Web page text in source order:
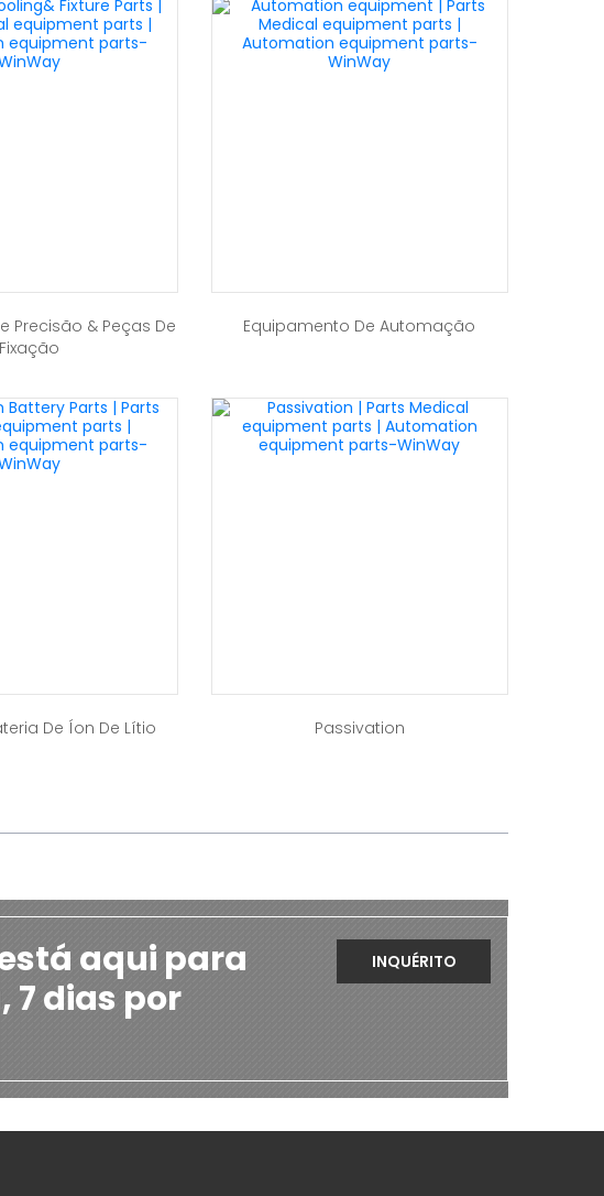
Precisão & Peças De
Fixação
Equipamento De Automação
De Íon De Lítio Passivation
aqui para
7 dias por
INQUÉRITO